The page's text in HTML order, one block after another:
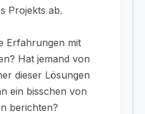
Projekts ab.
Erfahrungen mit
Hat jemand von
dieser Lösungen
ein bisschen von
berichten?